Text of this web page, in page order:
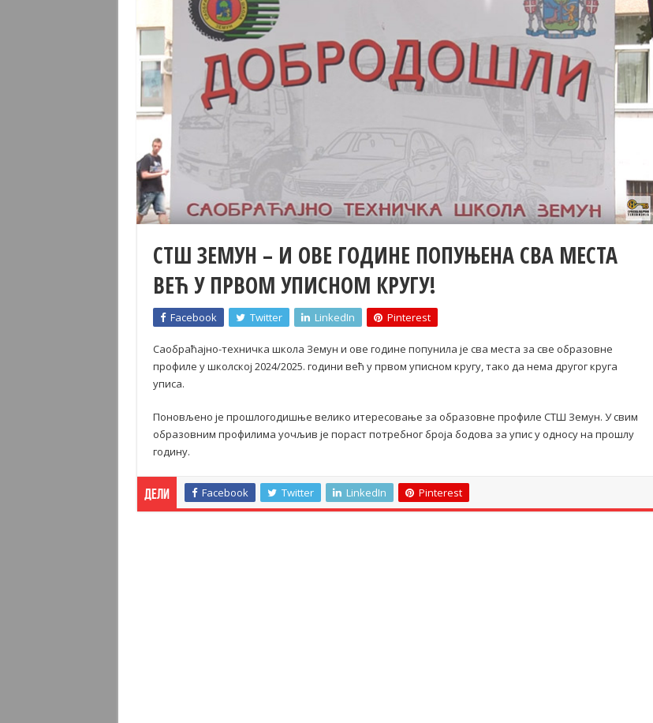
СТШ ЗЕМУН – И ОВЕ ГОДИНЕ ПОПУЊЕНА СВА МЕСТА
ВЕЋ У ПРВОМ УПИСНОМ КРУГУ!
Facebook Twitter LinkedIn Pinterest
Саобраћајно-техничка школа Земун и ове године попунила је сва места за све образовне
профиле у школској 2024/2025. години већ у првом уписном кругу, тако да нема другог круга
уписа.
Поновљено је прошлогодишње велико итересовање за образовне профиле СТШ Земун. У свим
образовним профилима уочљив је пораст потребног броја бодова за упис у односу на прошлу
годину.
Дели Facebook Twitter LinkedIn Pinterest